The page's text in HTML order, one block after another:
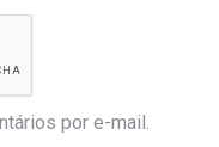
por e-mail.